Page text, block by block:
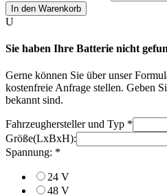
In den Warenkorb
U
Sie haben Ihre Batterie nicht
Gerne können Sie über unser
kostenfreie Anfrage stellen. Geben
bekannt sind.
Fahrzeughersteller und Typ *
Größe(LxBxH):
Spannung: *
24 V
48 V